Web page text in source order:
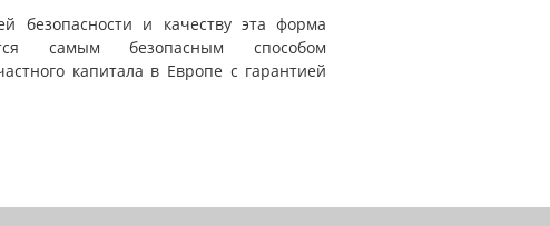
безопасности и качеству эта форма
самым безопасным способом
капитала в Европе с гарантией